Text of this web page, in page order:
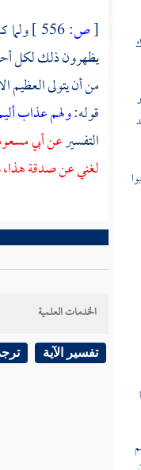
[ص:
ولما
يظهرون ذلك لكل أحد
من أن يتولى العظيم
قوله:ولهم عذاب
التفسيرعنأبي
لغني عن صدقة هذا،
الخدمات العلمية
تفسير الآية